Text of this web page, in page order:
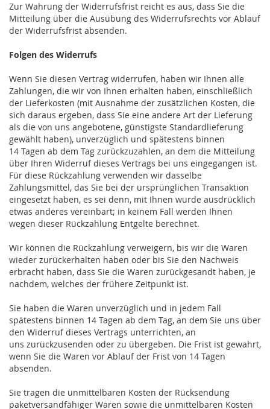
Zur Wahrung der Widerrufsfrist reicht es aus, dass Sie die
Mitteilung über die Ausübung des Widerrufsrechts vor Ablauf
der Widerrufsfrist absenden.
Folgen des Widerrufs
Wenn Sie diesen Vertrag widerrufen, haben wir Ihnen alle
Zahlungen, die wir von Ihnen erhalten haben, einschließlich
der Lieferkosten (mit Ausnahme der zusätzlichen Kosten, die
sich daraus ergeben, dass Sie eine andere Art der Lieferung
als die von uns angebotene, günstigste Standardlieferung
gewählt haben), unverzüglich und spätestens binnen
14 Tagen ab dem Tag zurückzuzahlen, an dem die Mitteilung
über Ihren Widerruf dieses Vertrags bei uns eingegangen ist.
Für diese Rückzahlung verwenden wir dasselbe
Zahlungsmittel, das Sie bei der ursprünglichen Transaktion
eingesetzt haben, es sei denn, mit Ihnen wurde ausdrücklich
etwas anderes vereinbart; in keinem Fall werden Ihnen
wegen dieser Rückzahlung Entgelte berechnet.
Wir können die Rückzahlung verweigern, bis wir die Waren
wieder zurückerhalten haben oder bis Sie den Nachweis
erbracht haben, dass Sie die Waren zurückgesandt haben, je
nachdem, welches der frühere Zeitpunkt ist.
Sie haben die Waren unverzüglich und in jedem Fall
spätestens binnen 14 Tagen ab dem Tag, an dem Sie uns über
den Widerruf dieses Vertrags unterrichten, an
uns zurückzusenden oder zu übergeben. Die Frist ist gewahrt,
wenn Sie die Waren vor Ablauf der Frist von 14 Tagen
absenden.
Sie tragen die unmittelbaren Kosten der Rücksendung
paketversandfähiger Waren sowie die unmittelbaren Kosten